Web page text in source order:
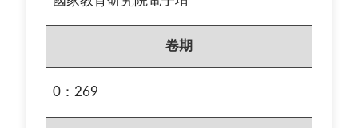
卷期
0：269